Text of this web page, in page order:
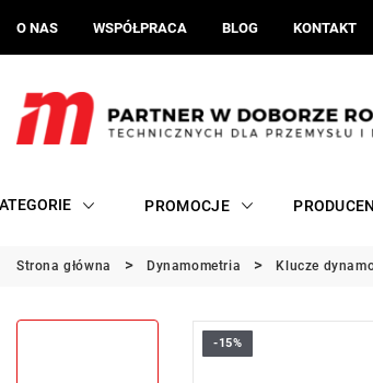
O NAS WSPÓŁPRACA BLOG KONTAKT
PROMOCJE
Strona główna Dynamometria Klucze
-15%